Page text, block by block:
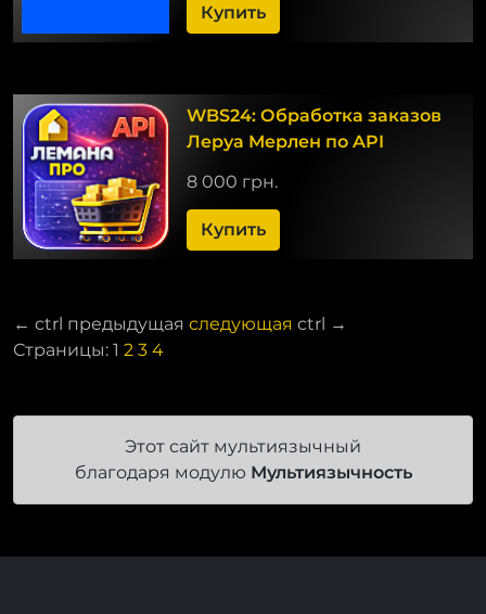
Купить
WBS24: Обработка заказов
Леруа Мерлен по API
8 000 грн.
Купить
← ctrl предыдущая следующая ctrl →
Страницы: 1 2 3 4
Этот сайт мультиязычный
благодаря модулю Мультиязычность